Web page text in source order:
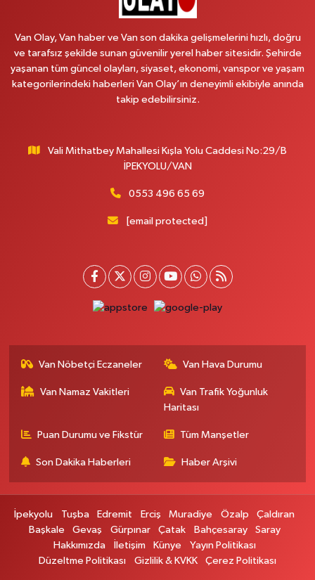
MAHMUDİYE MAH.ATATÜRK CAD.NO:17B
0 (531) 621 69 65 Yol Tarifi Al
Onay Eczanesi
Yenı Derman Eczanesi
Akdamar Hastanesi Acil yanı. İpekyolu. Hatuniye mahallesi terzioğlu, Eski
Yol Tarifi Al
Hayat Eczanesi
Kışla Mah.Çınarlı Cad.1038 Sk.No:93 3-4
0 (432) 354 37 36 Yol Tarifi Al
BAHÇELİEVLER MAH.MUSLİH GÖRENTAŞ BULVARI NO:57Çağdaş fırının
0 (501) 322 00 65 Yol Tarifi Al
VANYOLU CADDESİ NO:42
0 (532) 689 22 50 Yol Tarifi Al
Van Olay, Van haber ve Van son dakika gelişmelerini hızlı, doğru
ve tarafsız şekilde sunan güvenilir yerel haber sitesidir. Şehirde
yaşanan tüm güncel olayları, siyaset, ekonomi, vanspor ve yaşam
kategorilerindeki haberleri Van Olay’ın deneyimli ekibiyle anında
takip edebilirsiniz.
Vali Mithatbey Mahallesi Kışla Yolu Caddesi No:29/B
İPEKYOLU/VAN
0553 496 65 69
[email protected]
Van Nöbetçi Eczaneler Van Hava Durumu
Van Namaz Vakitleri
Van Trafik Yoğunluk
Haritası
Puan Durumu ve Fikstür Tüm Manşetler
Son Dakika Haberleri Haber Arşivi
İpekyolu Tuşba Edremit Erciş Muradiye Özalp
Çaldıran
Başkale
Gevaş Gürpınar Çatak Bahçesaray
Saray
Hakkımızda
İletişim Künye
Yayın Politikası
Düzeltme Politikası
Gizlilik & KVKK Çerez Politikası